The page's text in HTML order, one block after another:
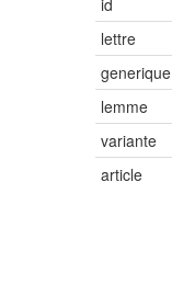
id
lettre
generique
lemme
variante
article